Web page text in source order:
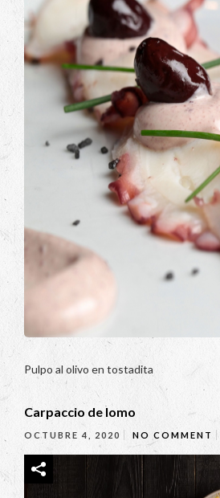
Pulpo al olivo en tostadita
Carpaccio de lomo
OCTUBRE 4, 2020 NO COMMENT